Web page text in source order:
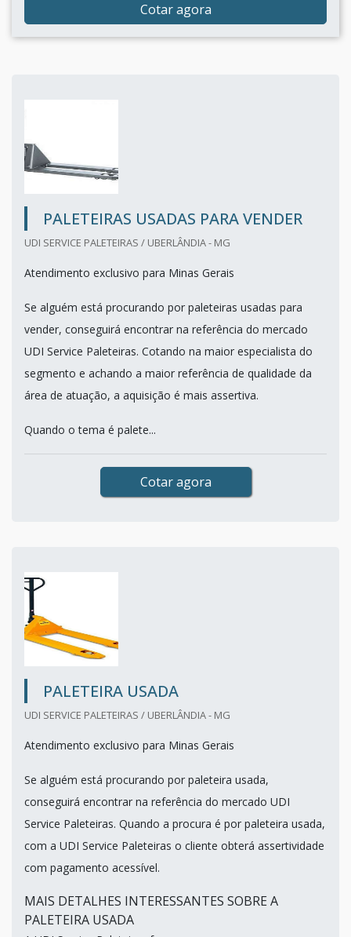
Cotar agora
PALETEIRAS USADAS PARA VENDER
UDI SERVICE PALETEIRAS / UBERLÂNDIA - MG
Atendimento exclusivo para Minas Gerais
Se alguém está procurando por paleteiras usadas para
vender, conseguirá encontrar na referência do mercado
UDI Service Paleteiras. Cotando na maior especialista do
segmento e achando a maior referência de qualidade da
área de atuação, a aquisição é mais assertiva.
Quando o tema é palete...
Cotar agora
PALETEIRA USADA
UDI SERVICE PALETEIRAS / UBERLÂNDIA - MG
Atendimento exclusivo para Minas Gerais
Se alguém está procurando por paleteira usada,
conseguirá encontrar na referência do mercado UDI
Service Paleteiras. Quando a procura é por paleteira usada,
com a UDI Service Paleteiras o cliente obterá assertividade
com pagamento acessível.
MAIS DETALHES INTERESSANTES SOBRE A
PALETEIRA USADA